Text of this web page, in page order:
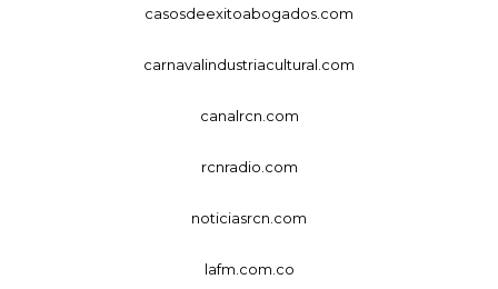
casosdeexitoabogados.com
carnavalindustriacultural.com
canalrcn.com
rcnradio.com
noticiasrcn.com
lafm.com.co